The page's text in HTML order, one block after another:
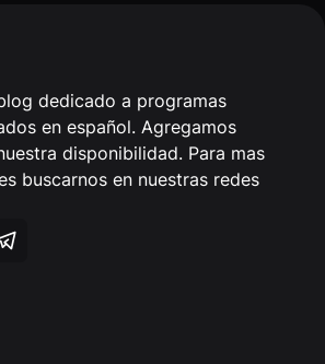
dedicado a programas
en español. Agregamos
disponibilidad. Para mas
buscarnos en nuestras redes